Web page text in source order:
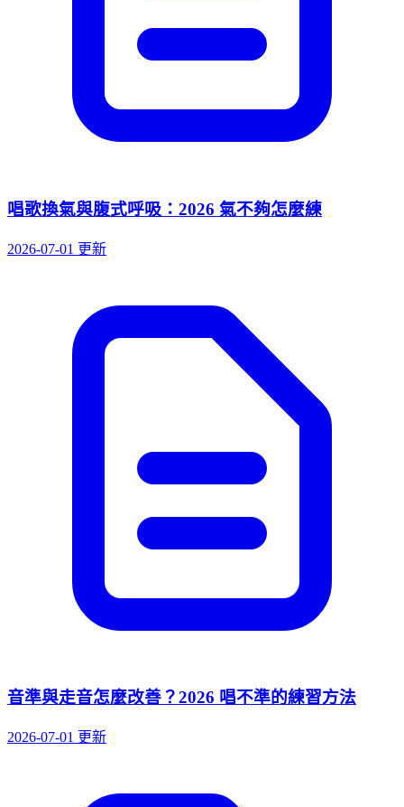
唱歌換氣與腹式呼吸：2026 氣不夠怎麼練
2026-07-01 更新
音準與走音怎麼改善？2026 唱不準的練習方法
2026-07-01 更新